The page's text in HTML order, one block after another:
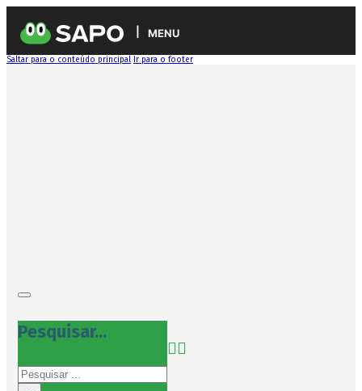
MENU
Saltar para o conteúdo principal Ir para o footer
Pesquisar...
Pesquisar